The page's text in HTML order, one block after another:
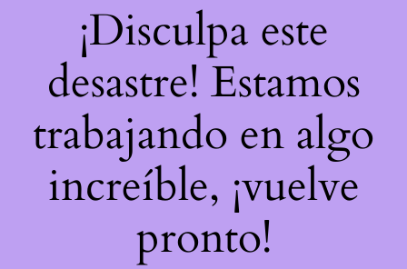
¡Disculpa este
desastre! Estamos
trabajando en algo
increíble, ¡vuelve
pronto!